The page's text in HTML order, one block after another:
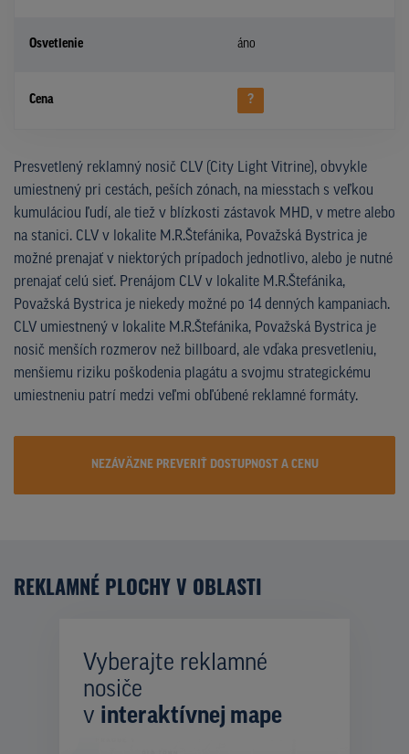
Osvetlenie áno
Cena ?
Presvetlený reklamný nosič CLV (City Light Vitrine), obvykle
umiestnený pri cestách, peších zónach, na miesstach s veľkou
kumuláciou ľudí, ale tiež v blízkosti zástavok MHD, v metre alebo
na stanici. CLV v lokalite M.R.Štefánika, Považská Bystrica je
možné prenajať v niektorých prípadoch jednotlivo, alebo je nutné
prenajať celú sieť. Prenájom CLV v lokalite M.R.Štefánika,
Považská Bystrica je niekedy možné po 14 denných kampaniach.
CLV umiestnený v lokalite M.R.Štefánika, Považská Bystrica je
nosič menších rozmerov než billboard, ale vďaka presvetleniu,
menšiemu riziku poškodenia plagátu a svojmu strategickému
umiestneniu patrí medzi veľmi obľúbené reklamné formáty.
NEZÁVÄZNE PREVERIŤ DOSTUPNOST A CENU
REKLAMNÉ PLOCHY V OBLASTI
Vyberajte reklamné
nosiče
v interaktívnej mape